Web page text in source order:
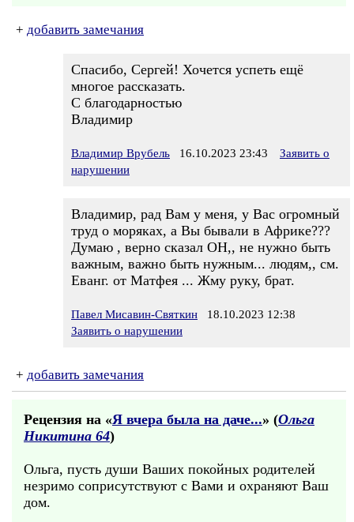
+ добавить замечания
Спасибо, Сергей! Хочется успеть ещё
многое рассказать.
С благодарностью
Владимир
Владимир Врубель 16.10.2023 23:43
Заявить о
нарушении
Владимир, рад Вам у меня, у Вас огромный
труд о моряках, а Вы бывали в Африке???
Думаю , верно сказал ОН,, не нужно быть
важным, важно быть нужным... людям,, см.
Еванг. от Матфея ... Жму руку, брат.
Павел Мисавин-Святкин 18.10.2023 12:38
Заявить о нарушении
+ добавить замечания
Рецензия на «Я вчера была на даче...» (Ольга
Никитина 64)
Ольга, пусть души Ваших покойных родителей
незримо соприсутствуют с Вами и охраняют Ваш
дом.